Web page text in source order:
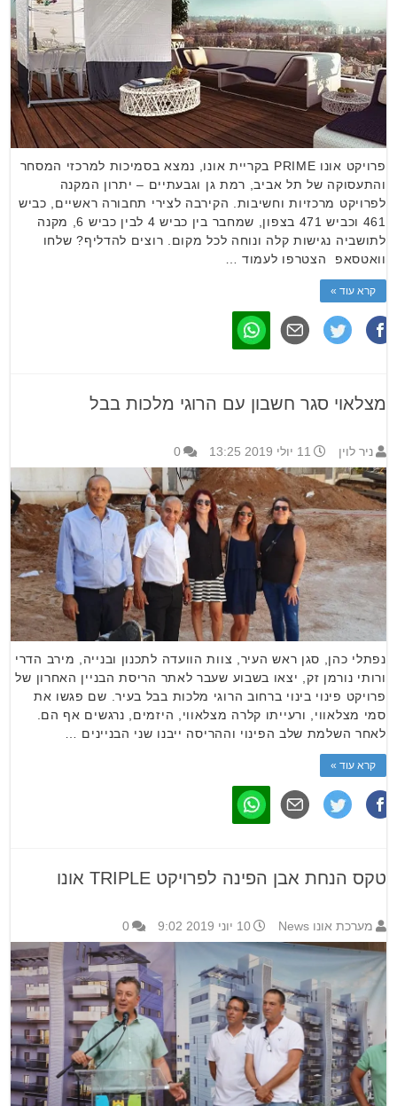
פרויקט אונו PRIME בקריית אונו, נמצא בסמיכות למרכזי המסחר
והתעסוקה של תל אביב, רמת גן וגבעתיים – יתרון המקנה
לפרויקט מרכזיות וחשיבות. הקירבה לצירי תחבורה ראשיים, כביש
461 וכביש 471 בצפון, שמחבר בין כביש 4 לבין כביש 6, מקנה
לתושביה נגישות קלה ונוחה לכל מקום. רוצים להדליף? שלחו
וואטסאפ הצטרפו לעמוד …
קרא עוד »
מצלאוי סגר חשבון עם הרוגי מלכות בבל
ניר לוין 11 יולי 2019 13:25 0
נפתלי כהן, סגן ראש העיר, צוות הוועדה לתכנון ובנייה, מירב הדרי
ורותי נורמן זק, יצאו בשבוע שעבר לאתר הריסת הבניין האחרון של
פרויקט פינוי בינוי ברחוב הרוגי מלכות בבל בעיר. שם פגשו את
סמי מצלאווי, ורעייתו קלרה מצלאווי, היזמים, נרגשים אף הם.
לאחר השלמת שלב הפינוי וההריסה ייבנו שני הבניינים …
קרא עוד »
טקס הנחת אבן הפינה לפרויקט TRIPLE אונו
מערכת אונו News 10 יוני 2019 9:02 0